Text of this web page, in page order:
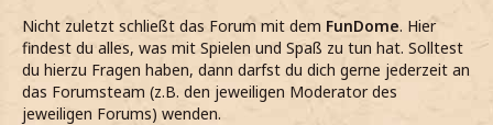
Nicht zuletzt schließt das Forum mit dem FunDome. Hier
findest du alles, was mit Spielen und Spaß zu tun hat. Solltest
du hierzu Fragen haben, dann darfst du dich gerne jederzeit an
das Forumsteam (z.B. den jeweiligen Moderator des
jeweiligen Forums) wenden.